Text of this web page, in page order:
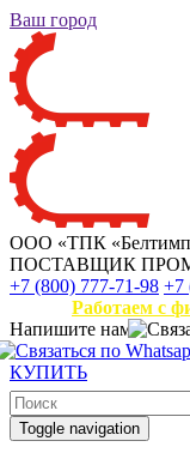
Ваш город
ООО «ТПК
ПОСТАВЩИК
+7 (800) 777-71-98 +7
Работаем с
Напишите нам
КУПИТЬ
Toggle navigation